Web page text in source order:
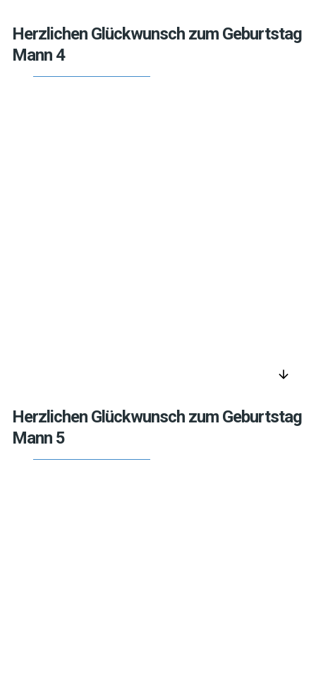
Herzlichen Glückwunsch zum Geburtstag
Mann 4
arrow_downward
Herzlichen Glückwunsch zum Geburtstag
Mann 5